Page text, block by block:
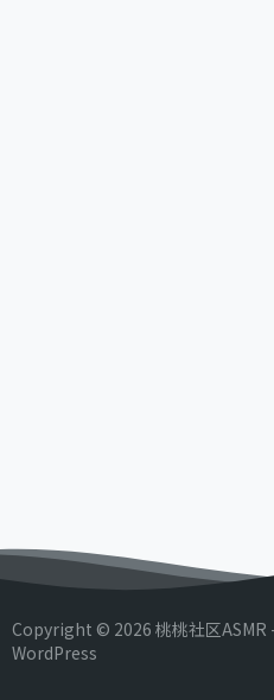
Copyright © 2026 桃桃社区ASMR
WordPress